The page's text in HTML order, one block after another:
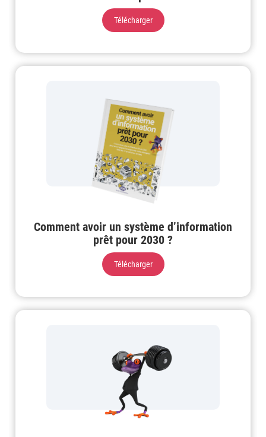
Télécharger
Comment avoir un système d’information
prêt pour 2030 ?
Télécharger